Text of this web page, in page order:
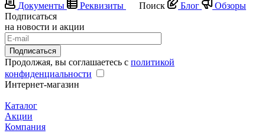
Документы
Реквизиты Поиск Блог
Обзоры
Подписаться
на новости и акции
Подписаться
Продолжая, вы соглашаетесь с политикой
конфиденциальности
Интернет-магазин
Каталог
Акции
Компания